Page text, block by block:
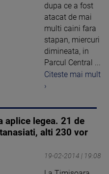
dupa ce a fost
atacat de mai
multi caini fara
stapan, miercuri
dimineata, in
Parcul Central ...
Citeste mai mult
›
aplice legea. 21 de
alti 230 vor
19-02-2014 | 19:08